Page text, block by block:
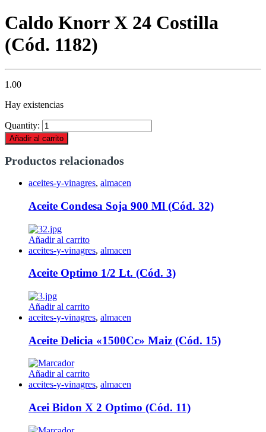
Caldo Knorr X 24 Costilla
(Cód. 1182)
1.00
Hay existencias
Quantity:
Añadir al carrito
Productos relacionados
aceites-y-vinagres, almacen
Aceite Condesa Soja 900 Ml (Cód. 32)
Añadir al carrito
aceites-y-vinagres, almacen
Aceite Optimo 1/2 Lt. (Cód. 3)
Añadir al carrito
aceites-y-vinagres, almacen
Aceite Delicia «1500Cc» Maiz (Cód. 15)
Añadir al carrito
aceites-y-vinagres, almacen
Acei Bidon X 2 Optimo (Cód. 11)